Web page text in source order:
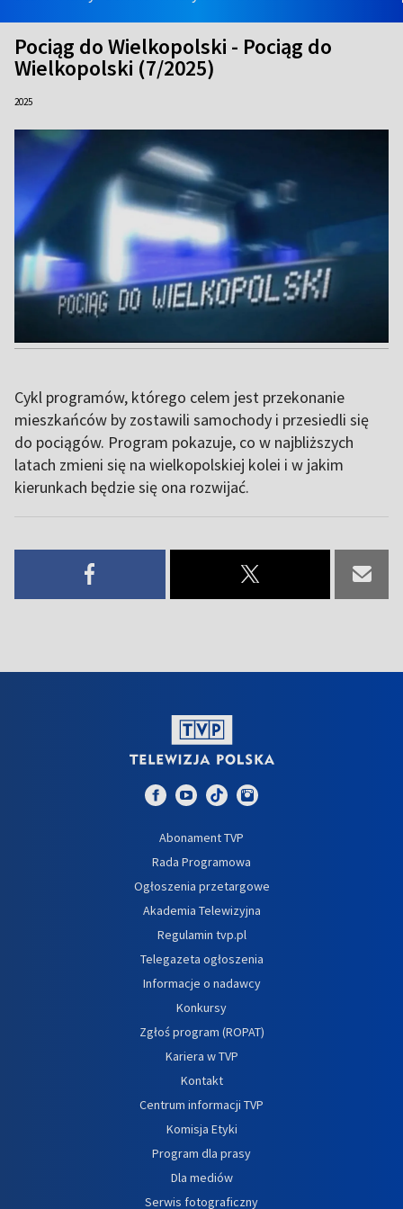
Pociąg do Wielkopolski - Pociąg do
Wielkopolski (7/2025)
2025
Cykl programów, którego celem jest przekonanie
mieszkańców by zostawili samochody i przesiedli się
do pociągów. Program pokazuje, co w najbliższych
latach zmieni się na wielkopolskiej kolei i w jakim
kierunkach będzie się ona rozwijać.
Abonament TVP
Rada Programowa
Ogłoszenia przetargowe
Akademia Telewizyjna
Regulamin tvp.pl
Telegazeta ogłoszenia
Informacje o nadawcy
Konkursy
Zgłoś program (ROPAT)
Kariera w TVP
Kontakt
Centrum informacji TVP
Komisja Etyki
Program dla prasy
Dla mediów
Serwis fotograficzny